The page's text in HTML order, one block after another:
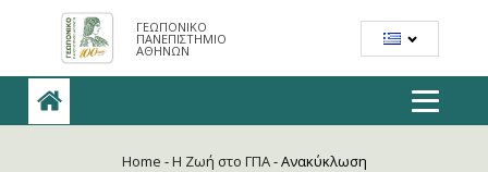
ΓΕΩΠΟΝΙΚΟ
ΠΑΝΕΠΙΣΤΗΜΙΟ
ΑΘΗΝΩΝ
Home -H Ζωή στο ΓΠΑ-Ανακύκλωση